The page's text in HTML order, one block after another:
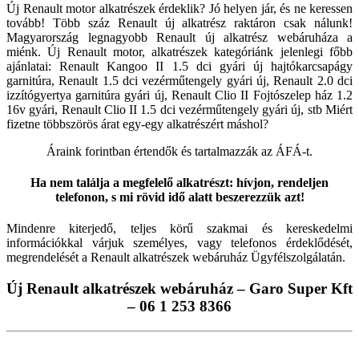
Új Renault motor alkatrészek érdeklik? Jó helyen jár, és ne keressen
tovább! Több száz Renault új alkatrész raktáron csak nálunk!
Magyarország legnagyobb Renault új alkatrész webáruháza a
miénk. Új Renault motor, alkatrészek kategóriánk jelenlegi főbb
ajánlatai: Renault Kangoo II 1.5 dci gyári új hajtókarcsapágy
garnitúra, Renault 1.5 dci vezérműtengely gyári új, Renault 2.0 dci
izzítógyertya garnitúra gyári új, Renault Clio II Fojtószelep ház 1.2
16v gyári, Renault Clio II 1.5 dci vezérműtengely gyári új, stb Miért
fizetne többszörös árat egy-egy alkatrészért máshol?
Áraink forintban értendők és tartalmazzák az ÁFÁ-t.
Ha nem találja a megfelelő alkatrészt: hívjon, rendeljen
telefonon, s mi rövid idő alatt beszerezzük azt!
Mindenre kiterjedő, teljes körű szakmai és kereskedelmi
információkkal várjuk személyes, vagy telefonos érdeklődését,
megrendelését a Renault alkatrészek webáruház Ügyfélszolgálatán.
Új Renault alkatrészek webáruház – Garo Super Kft
– 06 1 253 8366